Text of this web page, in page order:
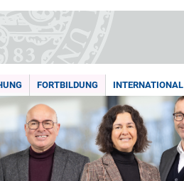
FORTBILDUNG INTERNATIONAL